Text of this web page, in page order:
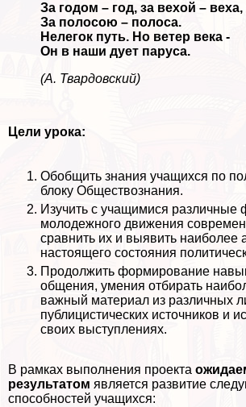
За годом – год, за вехой – веха,
За полосою – полоса.
Нелегок путь. Но ветер века -
Он в наши дует паруса.
(А. Твардовский)
Цели урока:
Обобщить знания учащихся по
блоку Обществознания.
Изучить с учащимися различные
молодежного движения
сравнить их и выявить наиболее
настоящего состояния
Продолжить формирование
общения, умения отбирать
важный материал из различных
публицистических источников и
своих выступлениях.
В рамках выполнения проекта
результатом является развитие
способностей учащихся: